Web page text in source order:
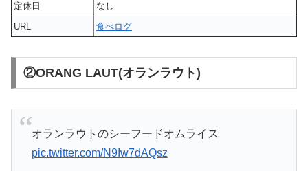
定休日
なし
URL
食べログ
②ORANG LAUT(オランラウト)
オランラウトのシーフードオムライス
pic.twitter.com/N9Iw7dAQsz